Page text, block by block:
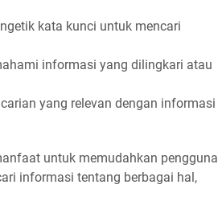
kata kunci untuk mencari
informasi yang dilingkari atau
yang relevan dengan informasi
untuk memudahkan pengguna
informasi tentang berbagai hal,